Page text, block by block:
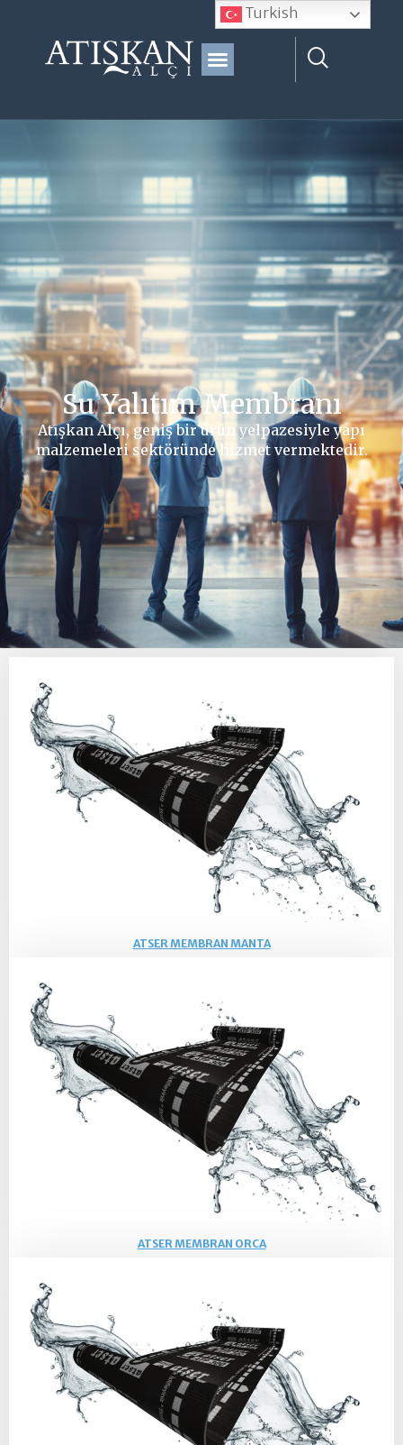
Su Yalıtım Membranı
Su Yalıtım Membranı
Atışkan Alçı, geniş bir ürün yelpazesiyle yapı
malzemeleri sektöründe hizmet vermektedir.
ATSER MEMBRAN MANTA
ATSER MEMBRAN ORCA
Turkish